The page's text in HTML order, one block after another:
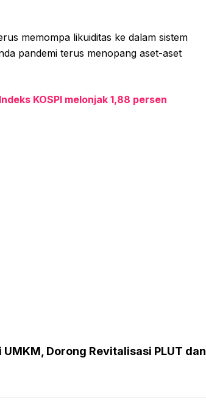
memompa likuiditas ke dalam sistem
pandemi terus menopang aset-aset
KOSPI melonjak 1,88 persen
Dorong Revitalisasi PLUT dan